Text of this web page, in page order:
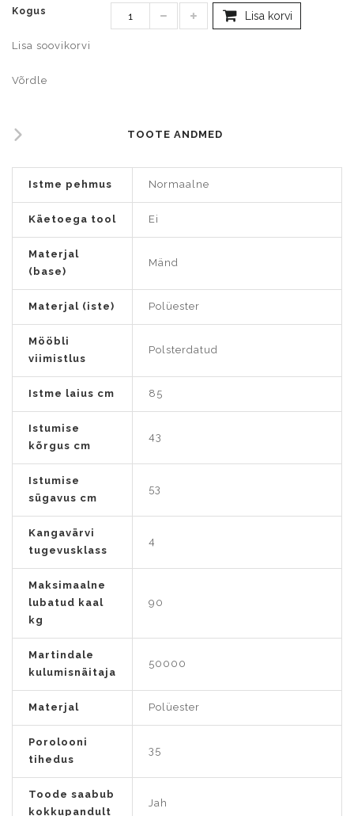
Kogus Lisa korvi
Lisa soovikorvi
Võrdle
TOOTE ANDMED
Istme pehmus Normaalne
Käetoega tool Ei
Materjal
(base)
Mänd
Materjal (iste) Polüester
Mööbli
viimistlus
Polsterdatud
Istme laius cm 85
Istumise
kõrgus cm
43
Istumise
sügavus cm
53
Kangavärvi
tugevusklass
4
Maksimaalne
lubatud kaal
kg
90
Martindale
kulumisnäitaja
50000
Materjal Polüester
Porolooni
tihedus
35
Toode saabub
kokkupandult
Jah